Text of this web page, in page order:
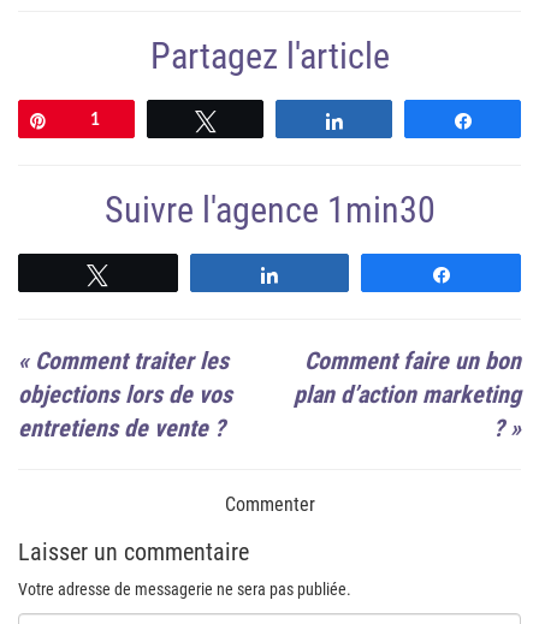
Partagez l'article
Épingle
1
Suivre l'agence 1min30
« Comment traiter les
objections lors de vos
entretiens de vente ?
Comment faire un bon
plan d’action marketing
?»
Commenter
Laisser un commentaire
Votre adresse de messagerie ne sera pas publiée.